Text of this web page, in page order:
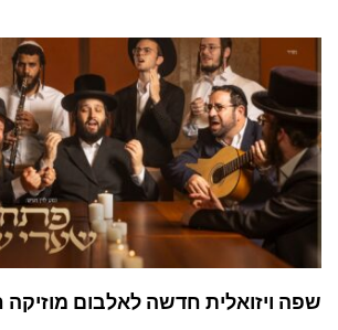
שפה ויזואלית חדשה לאלבום מוזיקה